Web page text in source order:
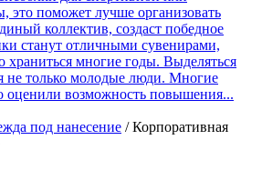
это поможет лучше организовать
коллектив, создаст победное
станут отличными сувенирами,
храниться многие годы. Выделяться
не только молодые люди. Многие
оценили возможность повышения...
под нанесение /Корпоративная